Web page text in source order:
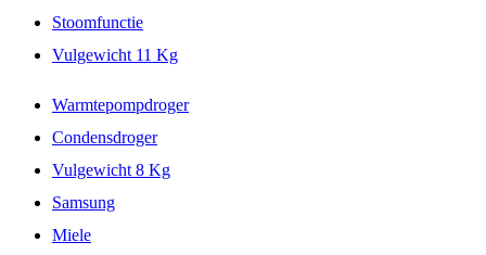
Stoomfunctie
Vulgewicht 11 Kg
Warmtepompdroger
Condensdroger
Vulgewicht 8 Kg
Samsung
Miele